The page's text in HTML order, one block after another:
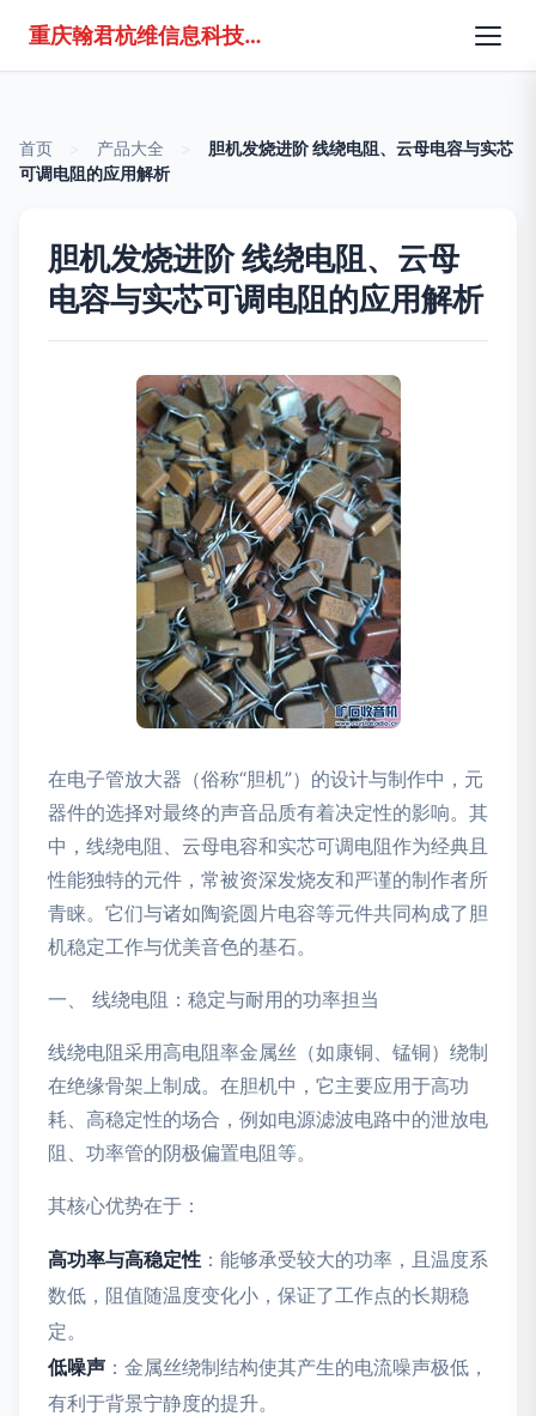
重庆翰君杭维信息科技有限公司
首页 产品大全
胆机发烧进阶 线绕电阻、云母电容与实芯
可调电阻的应用解析
胆机发烧进阶 线绕电阻、云母
电容与实芯可调电阻的应用解析
在电子管放大器（俗称“胆机”）的设计与制作中，元
器件的选择对最终的声音品质有着决定性的影响。其
中，线绕电阻、云母电容和实芯可调电阻作为经典且
性能独特的元件，常被资深发烧友和严谨的制作者所
青睐。它们与诸如陶瓷圆片电容等元件共同构成了胆
机稳定工作与优美音色的基石。
一、 线绕电阻：稳定与耐用的功率担当
线绕电阻采用高电阻率金属丝（如康铜、锰铜）绕制
在绝缘骨架上制成。在胆机中，它主要应用于高功
耗、高稳定性的场合，例如电源滤波电路中的泄放电
阻、功率管的阴极偏置电阻等。
其核心优势在于：
高功率与高稳定性 ：能够承受较大的功率，且温度系
数低，阻值随温度变化小，保证了工作点的长期稳
定。
低噪声 ：金属丝绕制结构使其产生的电流噪声极低，
有利于背景宁静度的提升。